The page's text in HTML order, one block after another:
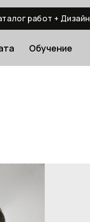
работ + Дизайн
Обучение